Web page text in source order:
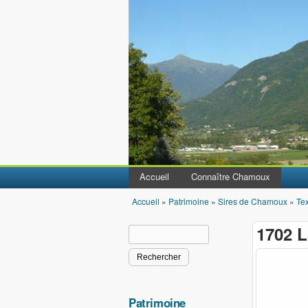
Accueil Connaître Chamoux
Vous êtes ici
Accueil » Patrimoine » Sires de Chamoux »
1702
Formulaire de recherche
Patrimoine